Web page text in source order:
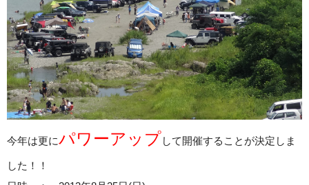
今年は更にパワーアップして開催することが決定しま
した！！